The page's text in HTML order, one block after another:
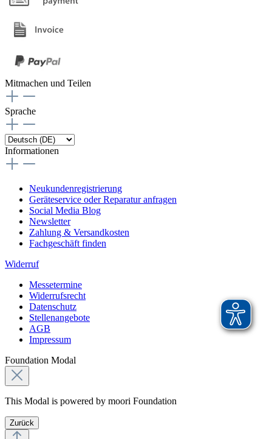
Mitmachen und Teilen
Sprache
Informationen
Neukundenregistrierung
Geräteservice oder Reparatur anfragen
Social Media Blog
Newsletter
Zahlung & Versandkosten
Fachgeschäft finden
Widerruf
Messetermine
Widerrufsrecht
Datenschutz
Stellenangebote
AGB
Impressum
Foundation Modal
This Modal is powered by moori Foundation
Zurück